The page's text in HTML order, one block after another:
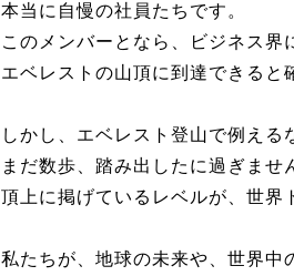
本当に自慢の社員たちです。
このメンバーとなら、ビジネス界
エベレストの山頂に到達できると
しかし、エベレスト登山で例える
まだ数歩、踏み出したに過ぎませ
頂上に掲げているレベルが、 世界
私たちが、地球の未来や、 世界中